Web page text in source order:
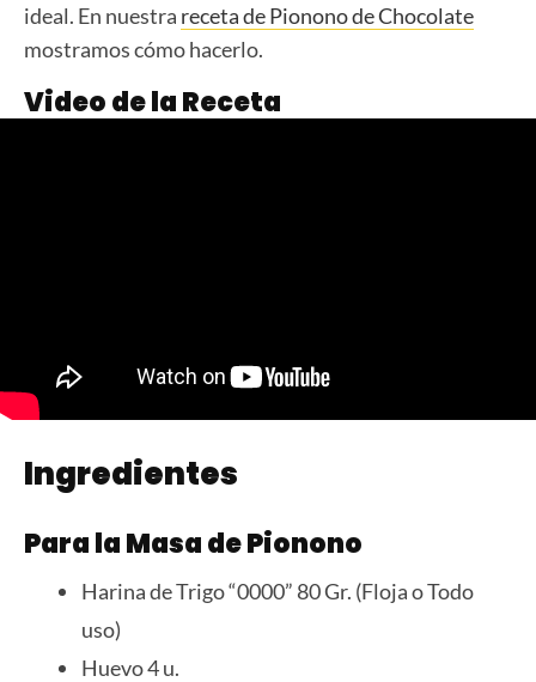
ideal. En nuestra receta de Pionono de Chocolate
mostramos cómo hacerlo.
Video de la Receta
Ingredientes
Para la Masa de Pionono
Harina de Trigo “0000” 80 Gr. (Floja o Todo
uso)
Huevo 4 u.